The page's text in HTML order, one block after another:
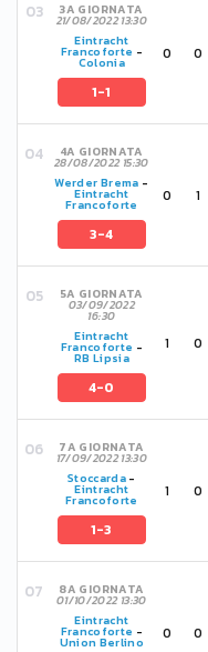
3A GIORNATA
21/08/2022 13:30
Eintracht
Francoforte -
Colonia
1-1
0 0
4A GIORNATA
28/08/2022 15:30
Werder Brema -
Eintracht
Francoforte
3-4
0 1
5A GIORNATA
03/09/2022
16:30
Eintracht
Francoforte -
RB Lipsia
4-0
1 0
7A GIORNATA
17/09/2022 13:30
Stoccarda -
Eintracht
Francoforte
1-3
1 0
8A GIORNATA
01/10/2022 13:30
Eintracht
Francoforte -
Union Berlino 0 0